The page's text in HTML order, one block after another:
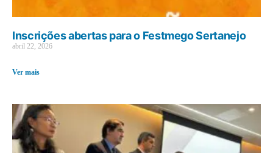
Inscrições abertas para o Festmego Sertanejo
abril 22, 2026
Ver mais